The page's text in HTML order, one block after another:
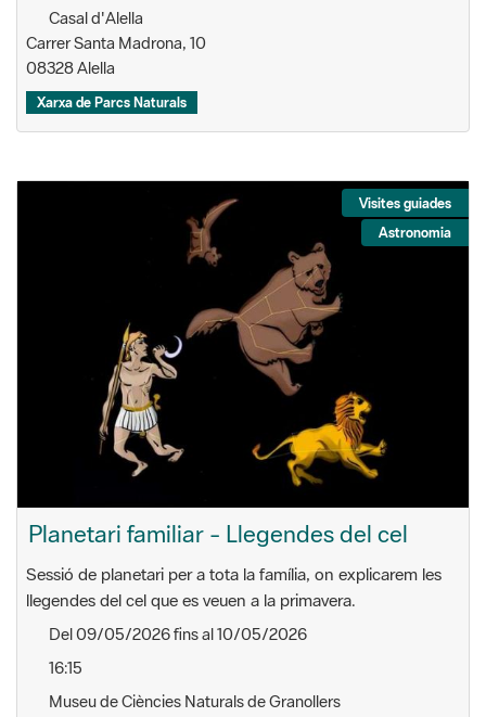
Casal d'Alella
Carrer Santa Madrona, 10
08328 Alella
Xarxa de Parcs Naturals
Visites guiades
Astronomia
Planetari familiar - Llegendes del cel
Sessió de planetari per a tota la família, on explicarem les
llegendes del cel que es veuen a la primavera.
Del 09/05/2026 fins al 10/05/2026
16:15
Museu de Ciències Naturals de Granollers